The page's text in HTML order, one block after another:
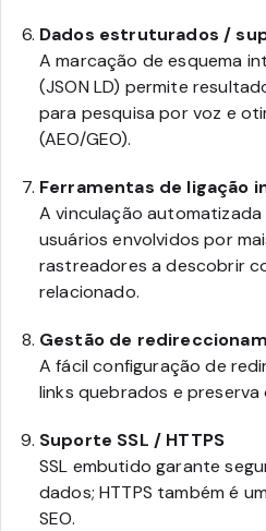
Dados estruturados /
A marcação de esquema
(JSON LD) permite
para pesquisa por voz e
(AEO/GEO).
Ferramentas de ligação
A vinculação
usuários envolvidos por
rastreadores a descobrir
relacionado.
Gestão de
A fácil configuração de
links quebrados e preserva
Suporte SSL / HTTPS
SSL embutido garante
dados; HTTPS também é
SEO.